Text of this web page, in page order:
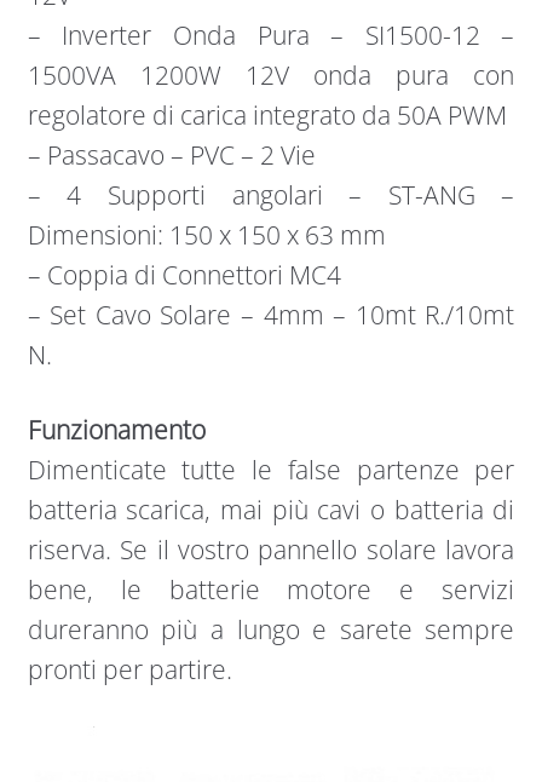
– Inverter Onda Pura – SI1500-12 –
1500VA 1200W 12V onda pura con
regolatore di carica integrato da 50A PWM
– Passacavo – PVC – 2 Vie
– 4 Supporti angolari – ST-ANG –
Dimensioni: 150 x 150 x 63 mm
– Coppia di Connettori MC4
– Set Cavo Solare – 4mm – 10mt R./10mt
N.
Funzionamento
Dimenticate tutte le false partenze per
batteria scarica, mai più cavi o batteria di
riserva. Se il vostro pannello solare lavora
bene, le batterie motore e servizi
dureranno più a lungo e sarete sempre
pronti per partire.